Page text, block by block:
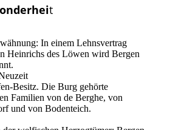
t
In einem Lehnsvertrag
Heinrichs des Löwen wird Bergen
Besitz. Die Burg gehörte
Familien von de Berghe, von
und von Bodenteich.